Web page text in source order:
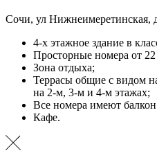
Сочи, ул Нижнеимеретинская,
4-х этажное здание в
Просторные номера от
Зона отдыха;
Террасы общие с видом
на 2-м, 3-м и 4-м этажах;
Все номера имеют балкон
Кафе.